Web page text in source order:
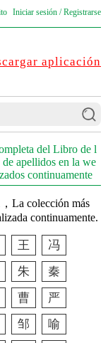
Iniciar sesión / Registrarse
aplicación
del Libro de l
apellidos en la we
continuamente
La colección más
continuamente.
王
冯
朱
秦
曹
严
邹
喻